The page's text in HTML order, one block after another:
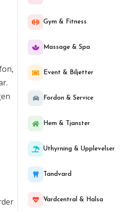
Gym & Fitness
Massage & Spa
Event & Biljetter
Fordon & Service
Hem & Tjanster
Uthyrning & Upplevelser
Tandvard
Vardcentral & Halsa